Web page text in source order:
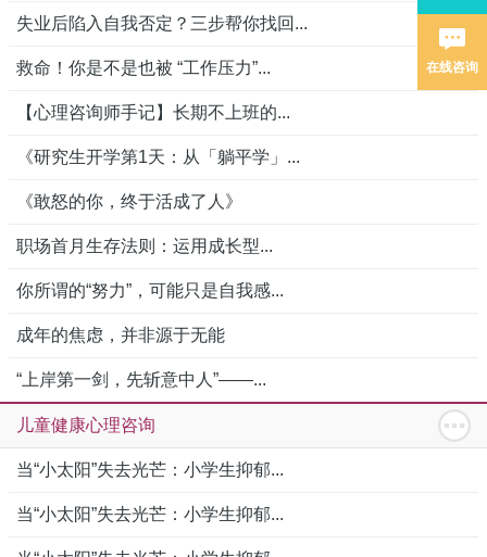
失业后陷入自我否定？三步帮你找回...
救命！你是不是也被 “工作压力”...
【心理咨询师手记】长期不上班的...
《研究生开学第1天：从「躺平学」...
《敢怒的你，终于活成了人》
职场首月生存法则：运用成长型...
你所谓的“努力”，可能只是自我感...
成年的焦虑，并非源于无能
“上岸第一剑，先斩意中人”——...
儿童健康心理咨询
当“小太阳”失去光芒：小学生抑郁...
当“小太阳”失去光芒：小学生抑郁...
在线咨询